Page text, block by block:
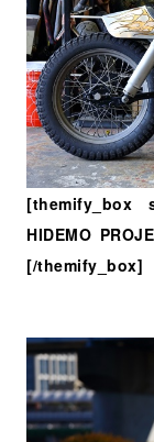
[themify_box
HIDEMO
[/themify_box]